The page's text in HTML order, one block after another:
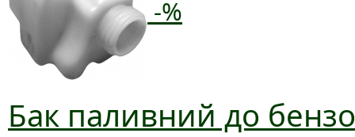
-%
Бак паливний до